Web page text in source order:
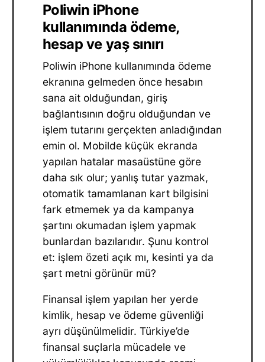
Poliwin iPhone
kullanımında ödeme,
hesap ve yaş sınırı
Poliwin iPhone kullanımında ödeme
ekranına gelmeden önce hesabın
sana ait olduğundan, giriş
bağlantısının doğru olduğundan ve
işlem tutarını gerçekten anladığından
emin ol. Mobilde küçük ekranda
yapılan hatalar masaüstüne göre
daha sık olur; yanlış tutar yazmak,
otomatik tamamlanan kart bilgisini
fark etmemek ya da kampanya
şartını okumadan işlem yapmak
bunlardan bazılarıdır. Şunu kontrol
et: işlem özeti açık mı, kesinti ya da
şart metni görünür mü?
Finansal işlem yapılan her yerde
kimlik, hesap ve ödeme güvenliği
ayrı düşünülmelidir. Türkiye’de
finansal suçlarla mücadele ve